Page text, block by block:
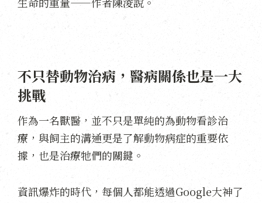
不只替動物治病，醫病關係也是一大
挑戰
作為一名獸醫，並不只是單純的為動物看診治
療，與飼主的溝通更是了解動物病症的重要依
據，也是治療牠們的關鍵。
資訊爆炸的時代，每個人都能透過Google大神了